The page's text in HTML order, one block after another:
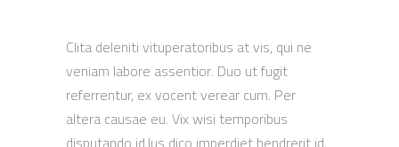
Clita deleniti vituperatoribus at vis, qui ne
veniam labore assentior. Duo ut fugit
referrentur, ex vocent verear cum. Per
altera causae eu. Vix wisi temporibus